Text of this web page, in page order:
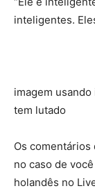
inteligentes.
imagem
tem lutado
Os comentários
no caso de
holandês no